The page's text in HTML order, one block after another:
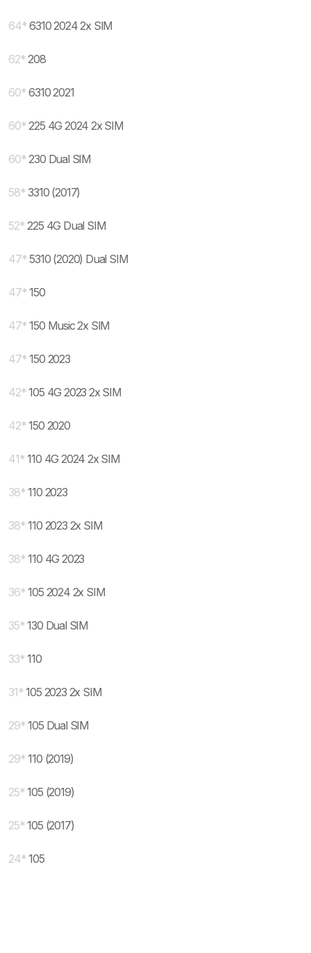
64* 6310 2024 2x SIM
62* 208
60* 6310 2021
60* 225 4G 2024 2x SIM
60* 230 Dual SIM
58* 3310 (2017)
52* 225 4G Dual SIM
47* 5310 (2020) Dual SIM
47* 150
47* 150 Music 2x SIM
47* 150 2023
42* 105 4G 2023 2x SIM
42* 150 2020
41* 110 4G 2024 2x SIM
38* 110 2023
38* 110 2023 2x SIM
38* 110 4G 2023
36* 105 2024 2x SIM
35* 130 Dual SIM
33* 110
31* 105 2023 2x SIM
29* 105 Dual SIM
29* 110 (2019)
25* 105 (2019)
25* 105 (2017)
24* 105